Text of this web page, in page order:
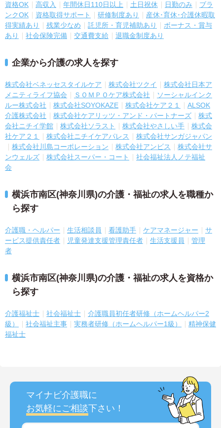
資格OK
高収入 年間休日110日以上 土日祝休 日勤のみ
ブラ
ンクOK
資格取得サポート 研修制度あり
産休･育休･介護休暇取
得実績あり
残業少なめ 託児所・育児補助あり
ボーナス・賞与
あり
社会保険完備 交通費支給 退職金制度あり
企業から介護の求人を探す
株式会社ベネッセスタイルケア 株式会社ツクイ
株式会社日本ア
メニティライフ協会
ＳＯＭＰＯケア株式会社
ソーシャルインク
ルー株式会社
株式会社SOYOKAZE 株式会社ケア２１
ALSOK
介護株式会社
株式会社ケアリッツ・アンド・パートナーズ
株式
会社ニチイ学館
株式会社ソラスト 株式会社やさしい手
株式会
社ケア２１
株式会社ニチイケアパレス
株式会社サンガジャパン
株式会社川島コーポレーション
株式会社アンビス
株式会社サ
ンウェルズ
株式会社スーパー・コート
社会福祉法人ノテ福祉
会
横浜市南区(神奈川県)の介護・福祉の求人を職種か
ら探す
介護職・ヘルパー 生活相談員 看護助手 ケアマネージャー
サ
ービス提供責任者
児童発達支援管理責任者 生活支援員
管理
者
横浜市南区(神奈川県)の介護・福祉の求人を資格か
ら探す
介護福祉士 社会福祉士
介護職員初任者研修（ホームヘルパー2
級）
社会福祉主事 実務者研修（ホームヘルパー1級）
精神保健
福祉士
マイナビ介護職に
お気軽にご相談下さい！